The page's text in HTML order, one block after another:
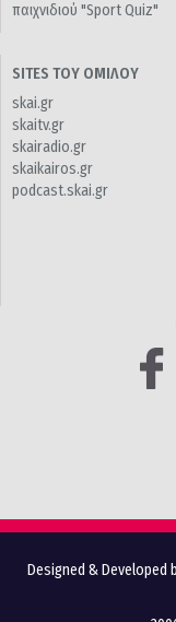
παιχνιδιού "Sport Quiz"
SITES ΤΟΥ ΟΜΙΛΟΥ
skai.gr
skaitv.gr
skairadio.gr
skaikairos.gr
podcast.skai.gr
Designed & Developed